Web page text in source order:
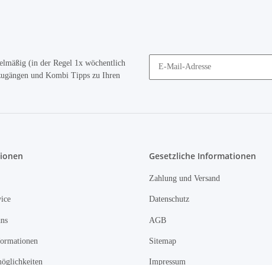
(in der Regel 1x wöchentlich
und Kombi Tipps zu Ihren
Gesetzliche Informationen
Zahlung und Versand
Datenschutz
AGB
Sitemap
Impressum